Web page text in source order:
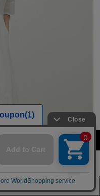
する
る
】
無料！
まで